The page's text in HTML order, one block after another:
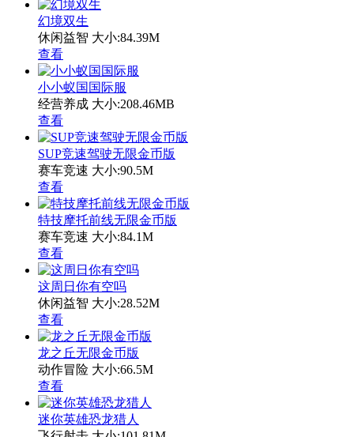
幻境双生
休闲益智 大小:84.39M
查看
小小蚁国国际服
经营养成 大小:208.46MB
查看
SUP竞速驾驶无限金币版
赛车竞速 大小:90.5M
查看
特技摩托前线无限金币版
赛车竞速 大小:84.1M
查看
这周日你有空吗
休闲益智 大小:28.52M
查看
龙之丘无限金币版
动作冒险 大小:66.5M
查看
迷你英雄恐龙猎人